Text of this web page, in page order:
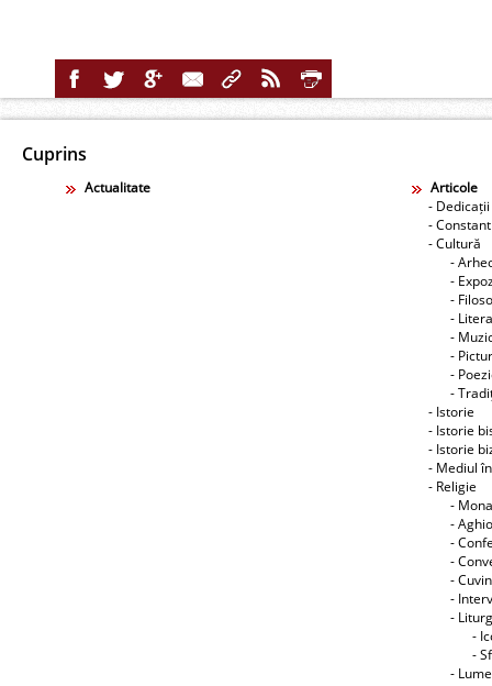
Cuprins
Actualitate
Articole
- Dedicații
-
- Cultură
-
-
-
-
-
-
-
-
- Istorie
- Istorie
- Istorie
- Mediul
- Religie
-
-
-
-
-
-
-
-
-
-